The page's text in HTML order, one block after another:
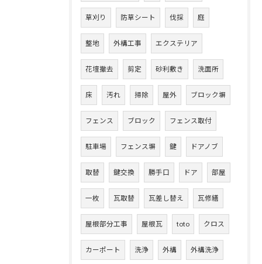
草刈り 防草シート 伐採 庭
整地 外構工事 エクステリア
花壇撤去 剪定 砂利敷き 洗面所
床 汚れ 掃除 屋外 ブロック塀
フェンス ブロック フェンス取付
駐車場 フェンス塀 鍵 ドアノブ
取替 鍵交換 勝手口 ドア 部屋
一枚 瓦取替 瓦差し替え 瓦修繕
屋根部分工事 屋根瓦 toto クロス
カーポート 洗浄 外構 外構洗浄